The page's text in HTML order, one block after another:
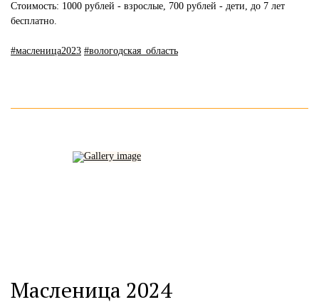
Стоимость: 1000 рублей - взрослые, 700 рублей - дети, до 7 лет
бесплатно.
#масленица2023 #вологодская_область
Масленица 2024